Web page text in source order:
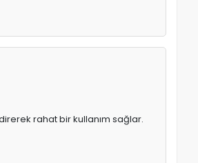
rahat bir kullanım sağlar.